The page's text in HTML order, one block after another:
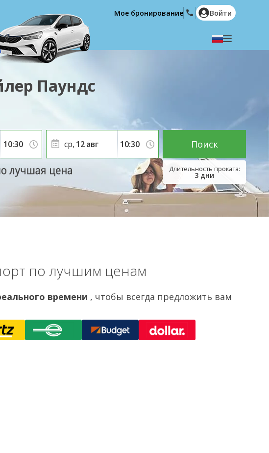
Deutsch
English (US)
Română
Ελληνικά
Hrvatski
العربية
Мое бронирование Войти
Паундс
3 дни
ср, 12авг Поиск
по лучшим ценам
времени , чтобы всегда предложить вам